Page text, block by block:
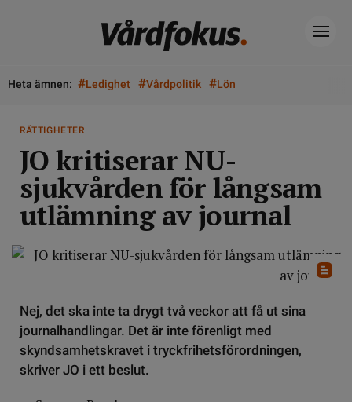
Heta ämnen: #Ledighet #Vårdpolitik #Lön
RÄTTIGHETER
JO kritiserar NU-
sjukvården för långsam
utlämning av journal
Nej, det ska inte ta drygt två veckor att få ut sina
journalhandlingar. Det är inte förenligt med
skyndsamhetskravet i tryckfrihetsförordningen,
skriver JO i ett beslut.